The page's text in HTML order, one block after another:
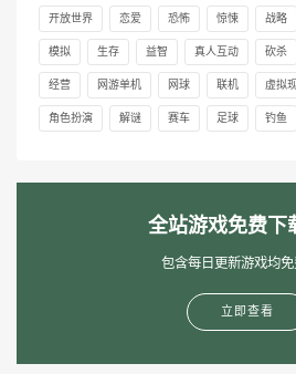
开放世界 恋爱 恐怖 惊悚 战略
模拟 生存 益智 真人互动 砍杀
经营 网游单机 网球 联机 虚拟
角色扮演 解谜 赛车 足球 钓鱼
全站游戏免费下
包含每日更新游戏均
立即查看